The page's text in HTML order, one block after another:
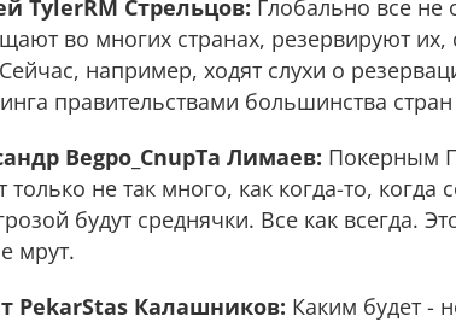
TylerRM Стрельцов: Глобально все
во многих странах, резервируют
например, ходят слухи о
правительствами большинства
Begpo_CnupTa Лимаев: Покерным
не так много, как когда-то, когда
будут среднячки. Все как всегда.
мрут.
PekarStas Калашников: Каким будет -